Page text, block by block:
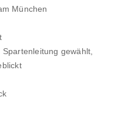
München
gewählt,